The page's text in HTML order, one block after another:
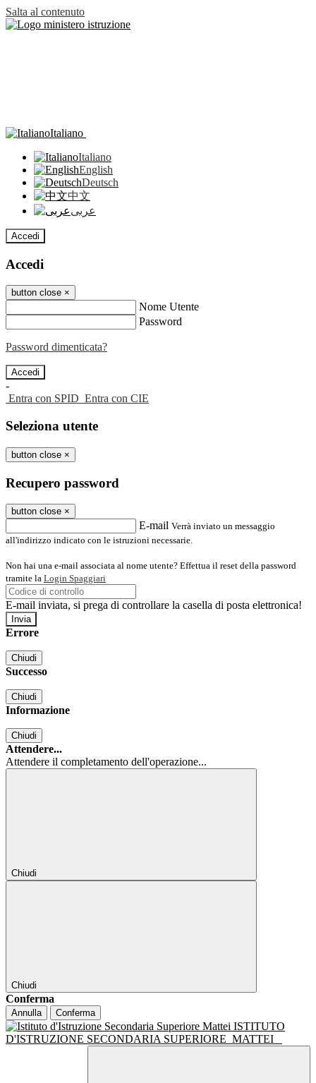
Salta al contenuto
Italiano
Italiano
English
Deutsch
中文
عربى
Accedi
Accedi
button close ×
Nome Utente
Password
Password dimenticata?
-
Entra con SPID Entra con CIE
Seleziona utente
button close ×
Recupero password
button close ×
E-mail Verrà inviato un messaggio
all'indirizzo indicato con le istruzioni necessarie.
Non hai una e-mail associata al nome utente? Effettua il reset della password
tramite la Login Spaggiari
E-mail inviata, si prega di controllare la casella di posta elettronica!
Errore
Chiudi
Successo
Chiudi
Informazione
Chiudi
Attendere...
Attendere il completamento dell'operazione...
Chiudi
Chiudi
Conferma
Annulla Conferma
ISTITUTO
D'ISTRUZIONE SECONDARIA SUPERIORE MATTEI